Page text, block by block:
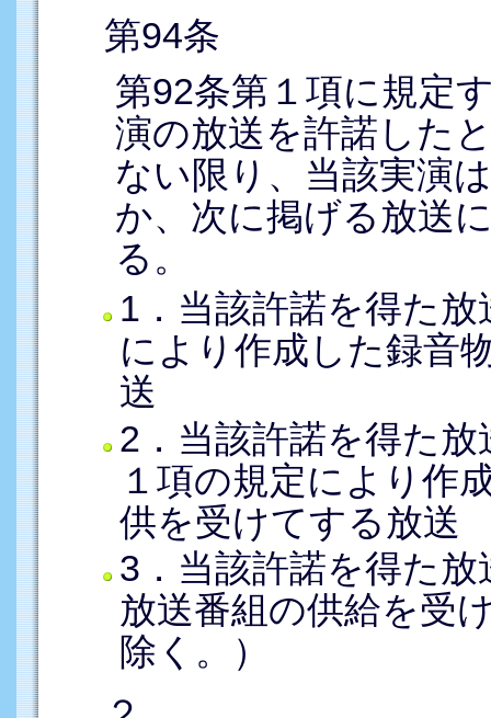
第94条
第92条第１項に規定
演の放送を許諾した
ない限り、当該実演
か、次に掲げる放送
る。
1．当該許諾を得た
により作成した録音
送
2．当該許諾を得た
１項の規定により作
供を受けてする放送
3．当該許諾を得た
放送番組の供給を受
除く。）